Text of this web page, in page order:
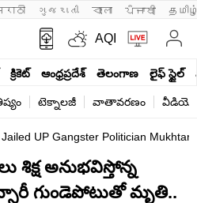
ગુજરાતી বাংলা ਪੰਜਾਬੀ
AQI
క్రికెట్ ఆంధ్రప్రదేశ్ తెలంగాణ లైఫ్ స్టైల్
టెక్నాలజీ వాతావరణం
Jailed UP Gangster Politician Mukhtar
శిక్ష అనుభవిస్తోన్న
గుండెపోటుతో మృతి..